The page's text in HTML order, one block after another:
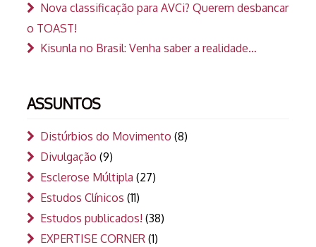
Nova classificação para AVCi? Querem desbancar
o TOAST!
Kisunla no Brasil: Venha saber a realidade…
ASSUNTOS
Distúrbios do Movimento (8)
Divulgação (9)
Esclerose Múltipla (27)
Estudos Clínicos (11)
Estudos publicados! (38)
EXPERTISE CORNER (1)